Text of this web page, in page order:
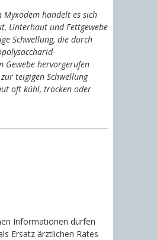
Myxödem handelt es sich
Unterhaut und Fettgewebe
Schwellung, die durch
Gewebe hervorgerufen
teigigen Schwellung
oft kühl, trocken oder
Informationen dürfen
Ersatz ärztlichen Rates